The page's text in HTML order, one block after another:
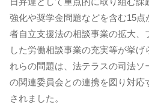
強化や奨学金問題などを含む15
者自立支援法の相談事業の拡大、
した労働相談事業の充実等が挙げ
れらの問題は、法テラスの司法
の関連委員会との連携を図り対応
されました。